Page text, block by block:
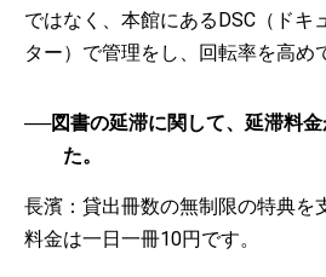
ではなく、本館にあるDSC（ドキ
ター）で管理をし、回転率を高め
──図書の延滞に関して、延滞料
た。
長濱：貸出冊数の無制限の特典を
料金は一日一冊10円です。